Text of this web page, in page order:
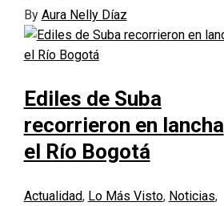
By Aura Nelly Díaz
Ediles de Suba
recorrieron en lancha
el Río Bogotá
Actualidad, Lo Más Visto, Noticias,